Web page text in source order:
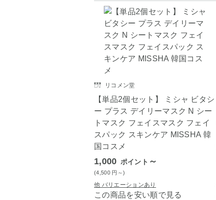
リコメン堂
【単品2個セット】 ミシャ ビタシ
ー プラス デイリーマスク N シー
トマスク フェイスマスク フェイ
スパック スキンケア MISSHA 韓
国コスメ
1,000 ポイント ～
(4,500 円 ～)
他 バリエーションあり
この商品を安い順で見る